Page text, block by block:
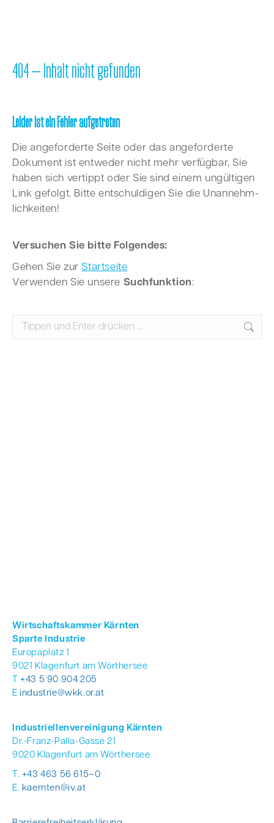
404 — Inhalt nicht gefunden
Leider ist ein Fehler aufgetreten
Die ange­for­der­te Sei­te oder das ange­for­der­te
Doku­ment ist ent­we­der nicht mehr ver­füg­bar, Sie
haben sich ver­tippt oder Sie sind einem ungül­ti­gen
Link gefolgt. Bit­te ent­schul­di­gen Sie die Unan­nehm­
lich­kei­ten!
Ver­su­chen Sie bit­te Fol­gen­des:
Gehen Sie zurStart­sei­te
Ver­wen­den Sie unse­re Such­funk­ti­on:
Search:
Wirt­schafts­kam­mer Kärn­ten
Spar­te Indus­trie
Euro­pa­platz 1
9021 Kla­gen­furt am Wör­ther­see
T+43 5 90 904 205
Eindustrie@wkk.or.at
Indus­tri­el­len­ver­ei­ni­gung Kärn­ten
Dr.-Franz-Palla-Gasse 21
9020 Kla­gen­furt am Wör­ther­see
T. +43 463 56 615–0
E. kaernten@iv.at